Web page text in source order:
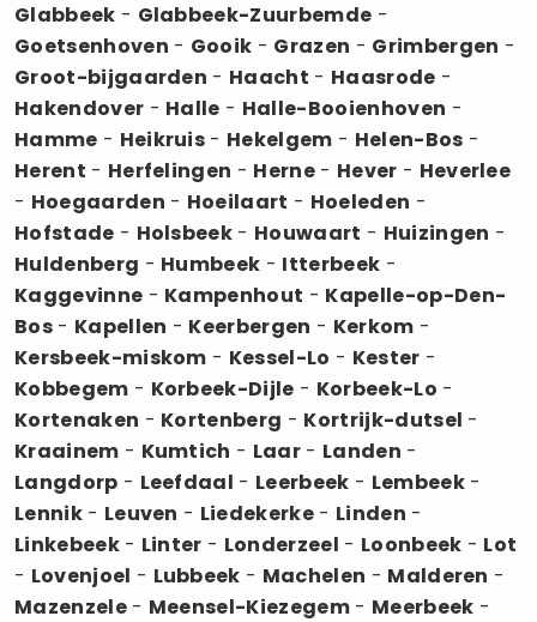
Glabbeek - Glabbeek-Zuurbemde -
Goetsenhoven - Gooik - Grazen - Grimbergen -
Groot-bijgaarden - Haacht - Haasrode -
Hakendover - Halle - Halle-Booienhoven -
Hamme - Heikruis - Hekelgem - Helen-Bos -
Herent - Herfelingen - Herne - Hever - Heverlee
- Hoegaarden - Hoeilaart - Hoeleden -
Hofstade - Holsbeek - Houwaart - Huizingen -
Huldenberg - Humbeek - Itterbeek -
Kaggevinne - Kampenhout - Kapelle-op-Den-
Bos- Kapellen - Keerbergen - Kerkom -
Kersbeek-miskom - Kessel-Lo - Kester -
Kobbegem - Korbeek-Dijle - Korbeek-Lo -
Kortenaken - Kortenberg - Kortrijk-dutsel -
Kraainem - Kumtich - Laar - Landen -
Langdorp - Leefdaal - Leerbeek - Lembeek-
Lennik- Leuven - Liedekerke- Linden -
Linkebeek- Linter - Londerzeel - Loonbeek - Lot
- Lovenjoel - Lubbeek - Machelen - Malderen -
Mazenzele- Meensel-Kiezegem- Meerbeek -